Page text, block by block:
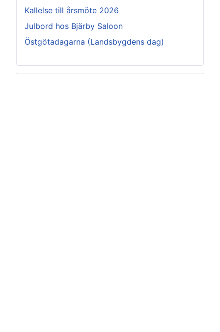
Kallelse till årsmöte 2026
Julbord hos Bjärby Saloon
Östgötadagarna (Landsbygdens dag)